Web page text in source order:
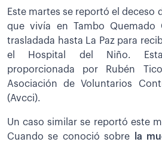
Este martes se reportó el deceso
que vivía en Tambo Quemado
trasladada hasta La Paz para
el Hospital del Niño.
proporcionada por Rubén
Asociación de Voluntarios
(Avcci).
Un caso similar se reportó este
Cuando se conoció sobre
la